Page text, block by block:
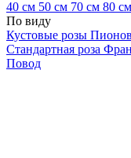
40 см 50 см 70 см 80 см
По виду
Кустовые розы
Стандартная роза
Повод